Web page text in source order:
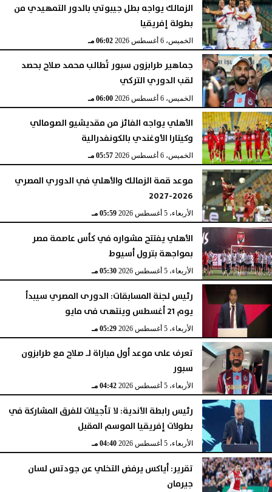
الزمالك يواجه بطل جيبوتي بالدور التمهيدي من
بطولة إفريقيا
الخميس، 6 أغسطس 2026 06:02 مـ
جماهير طرابزون سبور تُطالب محمد صلاح بحصد
لقب الدوري التركي
الخميس، 6 أغسطس 2026 06:00 مـ
الأهلي يواجه الفائز من مقديشيو الصومالي
وكيتارا الأوغندي بالكونفدرالية
الخميس، 6 أغسطس 2026 05:57 مـ
موعد قمة الزمالك والأهلي في الدوري المصري
2026-2027
الأربعاء، 5 أغسطس 2026 05:59 مـ
الأهلي يفتتح مشواره في كأس عاصمة مصر
بمواجهة بترول أسيوط
الأربعاء، 5 أغسطس 2026 05:30 مـ
رئيس لجنة المسابقات: الدورى المصري سيبدأ
يوم 21 أغسطس وينتهى فى مايو
الأربعاء، 5 أغسطس 2026 05:29 مـ
تعرف على موعد أول مباراة لـ صلاح مع طرابزون
سبور
الأربعاء، 5 أغسطس 2026 04:42 مـ
رئيس رابطة الأندية: لا تأجيلات للفرق المشاركة في
بطولات إفريقيا الموسم المقبل
الأربعاء، 5 أغسطس 2026 04:40 مـ
تقرير: أياكس يرفض التخلي عن جودتس لسان
جيرمان